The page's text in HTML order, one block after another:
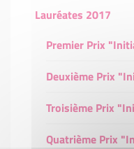
Lauréates 2017
Premier Prix
Deuxième Prix
Troisième Prix
Quatrième Prix